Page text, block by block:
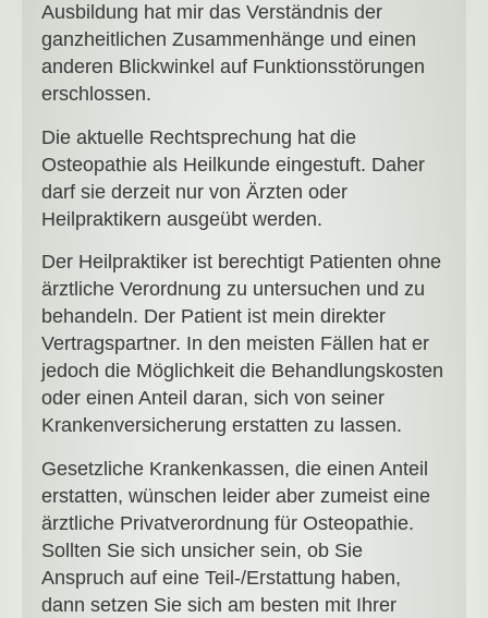
Ausbildung hat mir das Verständnis der
ganzheitlichen Zusammenhänge und einen
anderen Blickwinkel auf Funktionsstörungen
erschlossen.
Die aktuelle Rechtsprechung hat die
Osteopathie als Heilkunde eingestuft. Daher
darf sie derzeit nur von Ärzten oder
Heilpraktikern ausgeübt werden.
Der Heilpraktiker ist berechtigt Patienten ohne
ärztliche Verordnung zu untersuchen und zu
behandeln. Der Patient ist mein direkter
Vertragspartner. In den meisten Fällen hat er
jedoch die Möglichkeit die Behandlungskosten
oder einen Anteil daran, sich von seiner
Krankenversicherung erstatten zu lassen.
Gesetzliche Krankenkassen, die einen Anteil
erstatten, wünschen leider aber zumeist eine
ärztliche Privatverordnung für Osteopathie.
Sollten Sie sich unsicher sein, ob Sie
Anspruch auf eine Teil-/Erstattung haben,
dann setzen Sie sich am besten mit Ihrer